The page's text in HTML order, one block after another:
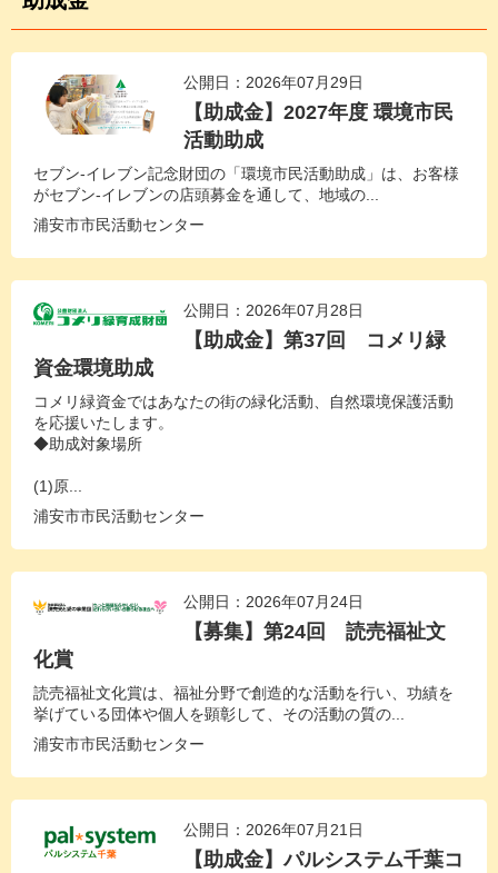
公開日：2026年07月29日
【助成金】2027年度 環境市民
活動助成
セブン‐イレブン記念財団の「環境市民活動助成」は、お客様
がセブン‐イレブンの店頭募金を通して、地域の...
浦安市市民活動センター
公開日：2026年07月28日
【助成金】第37回 コメリ緑
資金環境助成
コメリ緑資金ではあなたの街の緑化活動、自然環境保護活動
を応援いたします。
◆助成対象場所
(1)原...
浦安市市民活動センター
公開日：2026年07月24日
【募集】第24回 読売福祉文
化賞
読売福祉文化賞は、福祉分野で創造的な活動を行い、功績を
挙げている団体や個人を顕彰して、その活動の質の...
浦安市市民活動センター
公開日：2026年07月21日
【助成金】パルシステム千葉コ